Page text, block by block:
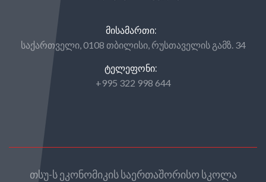
ᲛᲘᲡᲐᲛᲐᲠᲗᲘ:
საქართველი, 0108 თბილისი, რუსთაველის გამზ. 34
ᲢᲔᲚᲔᲤᲝᲜᲘ:
+995 322 998 644
თსუ-ს ეკონომიკის საერთაშორისო სკოლა